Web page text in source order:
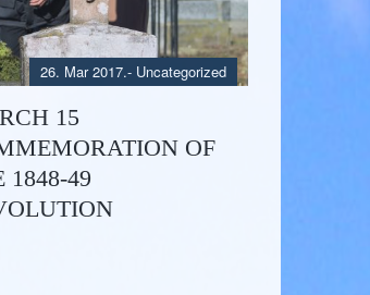
- Uncategorized
26. Mar 2017.
15
OF
1848-49